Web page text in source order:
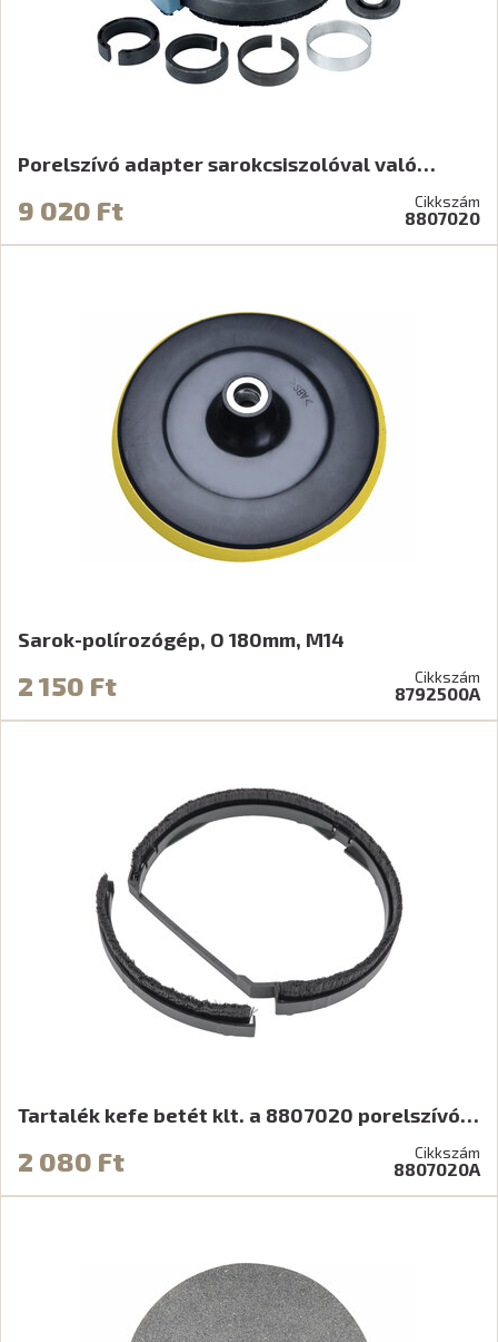
Porelszívó adapter sarokcsiszolóval való…
9 020 Ft Cikkszám
8807020
Sarok-polírozógép, O 180mm, M14
2 150 Ft Cikkszám
8792500A
Tartalék kefe betét klt. a 8807020 porelszívó…
2 080 Ft Cikkszám
8807020A